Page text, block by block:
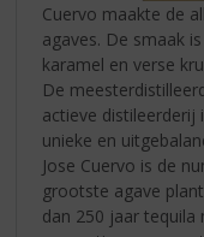
Cuervo maakte de
agaves. De smaak
karamel en verse
De
actieve distileerderij
unieke en
Jose Cuervo is de
grootste agave
dan 250 jaar tequila